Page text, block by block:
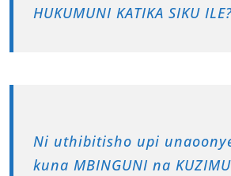
HUKUMUNI KATIKA SIKU
Ni uthibitisho upi
kuna MBINGUNI na